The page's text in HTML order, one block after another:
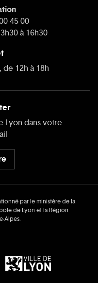
45 00
à 16h30
de 12h à 18h
Lyon dans votre
par le ministère de la
de Lyon et la Région